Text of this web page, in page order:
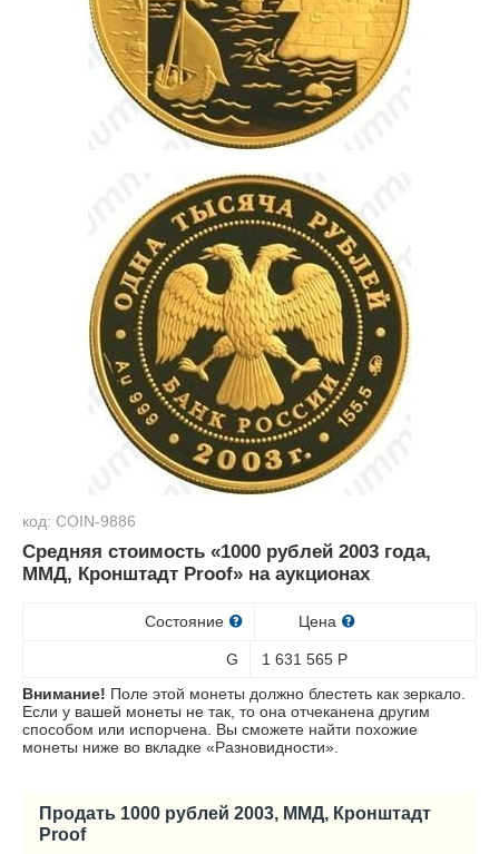
код: COIN-9886
Средняя стоимость «1000 рублей 2003 года,
ММД, Кронштадт Proof» на аукционах
Состояние Цена
G 1 631 565 Р
Внимание! Поле этой монеты должно блестеть как зеркало.
Если у вашей монеты не так, то она отчеканена другим
способом или испорчена. Вы сможете найти похожие
монеты ниже во вкладке «Разновидности».
Продать 1000 рублей 2003, ММД, Кронштадт
Proof